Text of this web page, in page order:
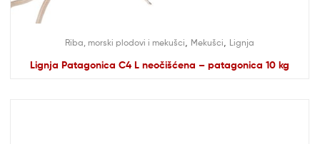
Riba, morski plodovi i mekušci Mekušci Lignja
Lignja Patagonica C4 L neočišćena – patagonica 10 kg